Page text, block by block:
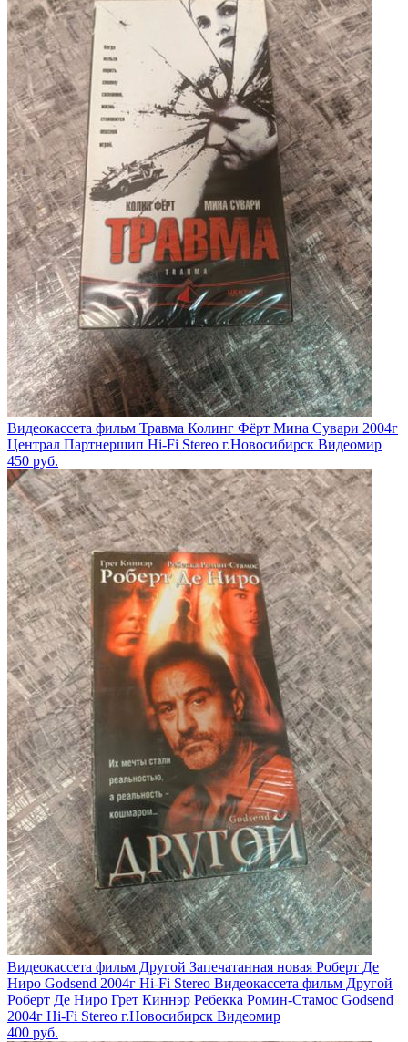
Видеокассета фильм Травма Колинг Фёрт Мина Сувари 2004г
Централ Партнершип Hi-Fi Stereo г.Новосибирск Видеомир
450 руб.
Видеокассета фильм Другой Запечатанная новая Роберт Де
Ниро Godsend 2004г Hi-Fi Stereo Видеокассета фильм Другой
Роберт Де Ниро Грет Киннэр Ребекка Ромин-Стамос Godsend
2004г Hi-Fi Stereo г.Новосибирск Видеомир
400 руб.